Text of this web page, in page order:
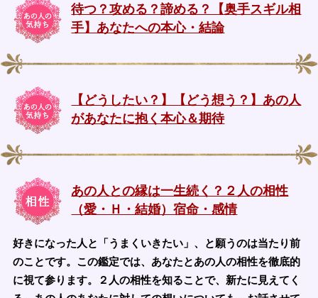
待つ？攻める？諦める？【奥手スギル相
手】あなたへの本心・結論
【どうしたい？】【どう想う？】あの人
があなたに抱く本心＆期待
あの人との縁は一生続く？２人の相性
（愛・Ｈ・結婚）宿命・感情
好きになった人と「うまくいきたい」、と願うのは当たり前
のことです。この鑑定では、あなたとあの人の相性を徹底的
に視て参ります。２人の相性を知ることで、新たに見えてく